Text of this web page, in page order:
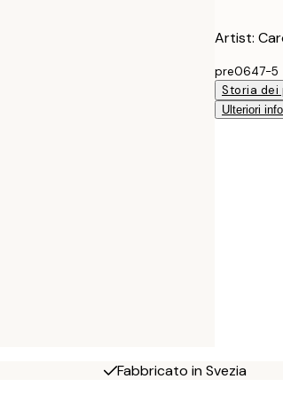
Artist:
pre0647-5
Storia dei
Ulteriori
Fabbricato in Svezia